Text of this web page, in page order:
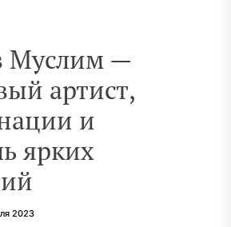
Муслим —
артист,
и
ярких
2023